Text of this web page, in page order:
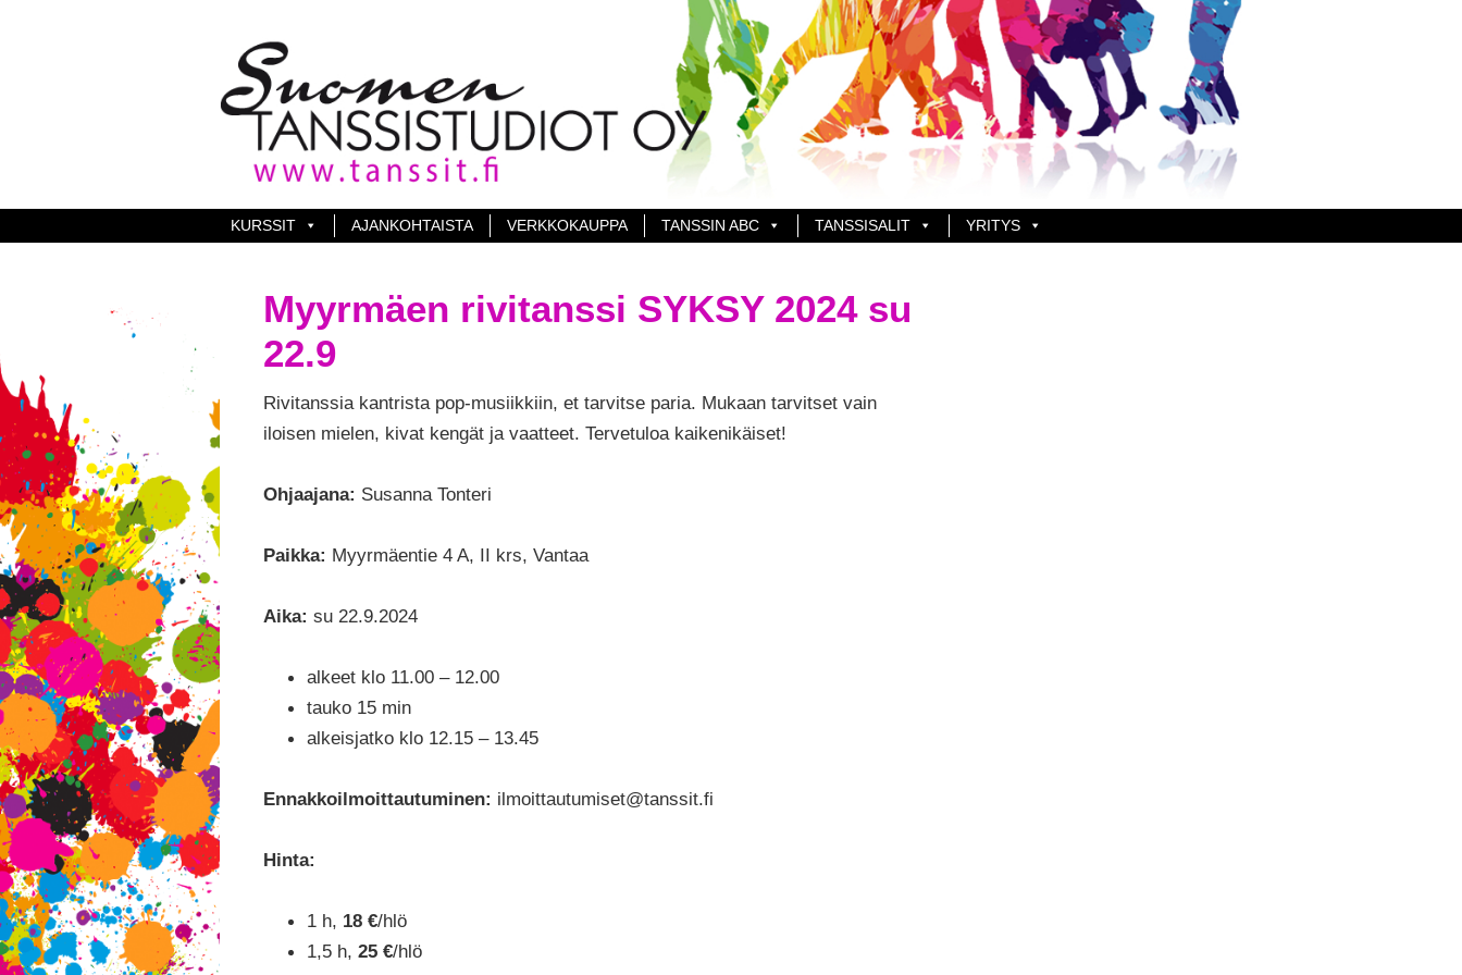
KURSSIT AJANKOHTAISTA VERKKOKAUPPA TANSSIN ABC TANSSISALIT YRITYS
Myyrmäen rivitanssi SYKSY 2024 su
22.9
Rivitanssia kantrista pop-musiikkiin, et tarvitse paria. Mukaan tarvitset vain
iloisen mielen, kivat kengät ja vaatteet. Tervetuloa kaikenikäiset!
Ohjaajana: Susanna Tonteri
Paikka: Myyrmäentie 4 A, II krs, Vantaa
Aika: su 22.9.2024
alkeet klo 11.00 – 12.00
tauko 15 min
alkeisjatko klo 12.15 – 13.45
Ennakkoilmoittautuminen: ilmoittautumiset@tanssit.fi
Hinta:
1 h, 18 €/hlö
1,5 h, 25 €/hlö